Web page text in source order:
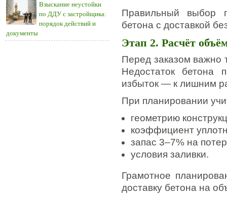
Взыскание неустойки
по ДДУ с застройщика:
порядок действий и
документы
Правильный выбор
бетона с доставкой
Этап 2. Расчёт
Перед заказом важно
Недостаток бетона
избыток — к лишним
При планировании
геометрию
коэффициент
запас 3–7% на
условия заливки.
Грамотное
доставку бетона на